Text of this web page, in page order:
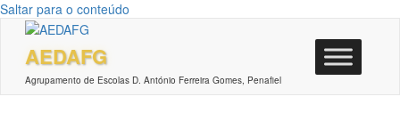
Saltar para o conteúdo
AEDAFG
Agrupamento de Escolas D. António Ferreira Gomes, Penafiel